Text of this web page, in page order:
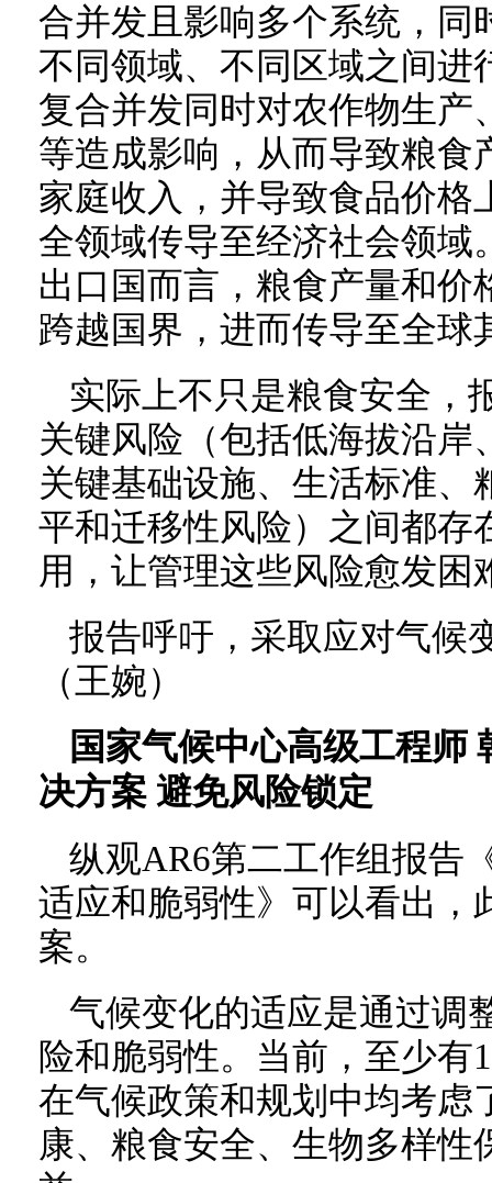
合并发且影响多个系统，同
不同领域、不同区域之间进
复合并发同时对农作物生产
等造成影响，从而导致粮食
家庭收入，并导致食品价
全领域传导至经济社会领域
出口国而言，粮食产量和价
跨越国界，进而传导至全球
实际上不只是粮食安全，
关键风险（包括低海拔沿岸
关键基础设施、生活标准、
平和迁移性风险）之间都存
用，让管理这些风险愈发困
报告呼吁，采取应对气候
（王婉）
国家气候中心高级工程师
决方案 避免风险锁定
纵观AR6第二工作组报告
适应和脆弱性》可以看出，
案。
气候变化的适应是通过调
险和脆弱性。当前，至少有
在气候政策和规划中均考虑
康、粮食安全、生物多样性